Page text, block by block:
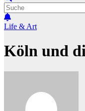
Life & Art
Köln und